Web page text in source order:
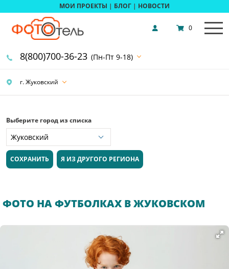
МОИ ПРОЕКТЫ | БЛОГ | НОВОСТИ
г. Жуковский
8(800)700-36-23 (Пн-Пт 9-18)
0
Выберите город из списка
СОХРАНИТЬ Я ИЗ ДРУГОГО РЕГИОНА
ФОТО НА ФУТБОЛКАХ В ЖУКОВСКОМ